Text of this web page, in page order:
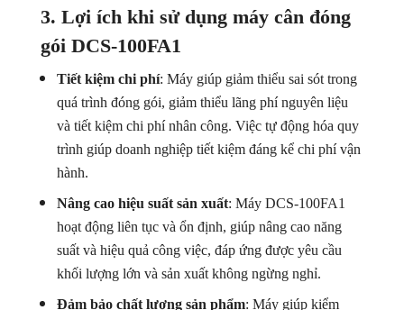
3. Lợi ích khi sử dụng máy cân đóng
gói DCS-100FA1
Tiết kiệm chi phí: Máy giúp giảm thiểu sai sót trong
quá trình đóng gói, giảm thiểu lãng phí nguyên liệu
và tiết kiệm chi phí nhân công. Việc tự động hóa quy
trình giúp doanh nghiệp tiết kiệm đáng kể chi phí vận
hành.
Nâng cao hiệu suất sản xuất: Máy DCS-100FA1
hoạt động liên tục và ổn định, giúp nâng cao năng
suất và hiệu quả công việc, đáp ứng được yêu cầu
khối lượng lớn và sản xuất không ngừng nghỉ.
Đảm bảo chất lượng sản phẩm: Máy giúp kiểm